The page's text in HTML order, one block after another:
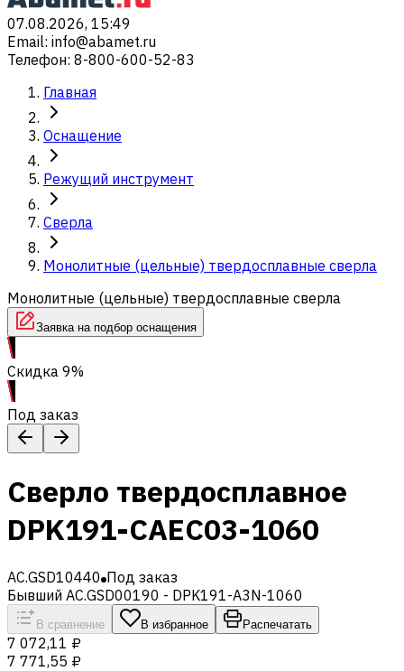
07.08.2026, 15:49
Email: info@abamet.ru
Телефон: 8-800-600-52-83
Главная
Оснащение
Режущий инструмент
Сверла
Монолитные (цельные) твердосплавные сверла
Монолитные (цельные) твердосплавные сверла
Заявка на подбор оснащения
Скидка 9%
Под заказ
Сверло твердосплавное
DPK191-CAEC03-1060
AC.GSD10440 Под заказ
Бывший AC.GSD00190 - DPK191-A3N-1060
В сравнение В избранное Распечатать
7 072,11 ₽
7 771,55 ₽